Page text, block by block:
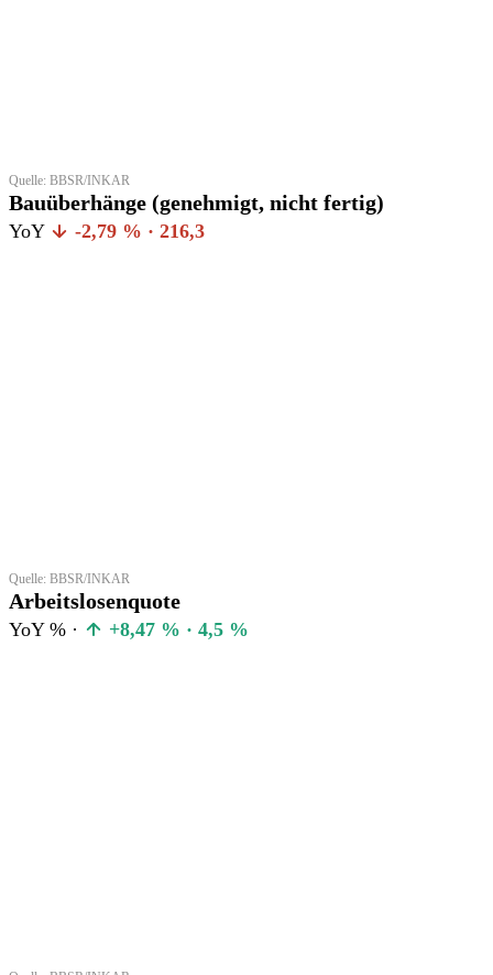
Quelle: BBSR/INKAR
Bauüberhänge (genehmigt, nicht fertig)
YoY -2,79 % · 216,3
Quelle: BBSR/INKAR
Arbeitslosenquote
YoY % · +8,47 % · 4,5 %